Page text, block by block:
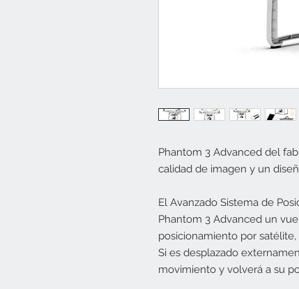
Phantom 3 Advanced del
calidad de imagen y un
El Avanzado Sistema de
Phantom 3 Advanced un
posicionamiento por
Si es desplazado
movimiento y volverá a su